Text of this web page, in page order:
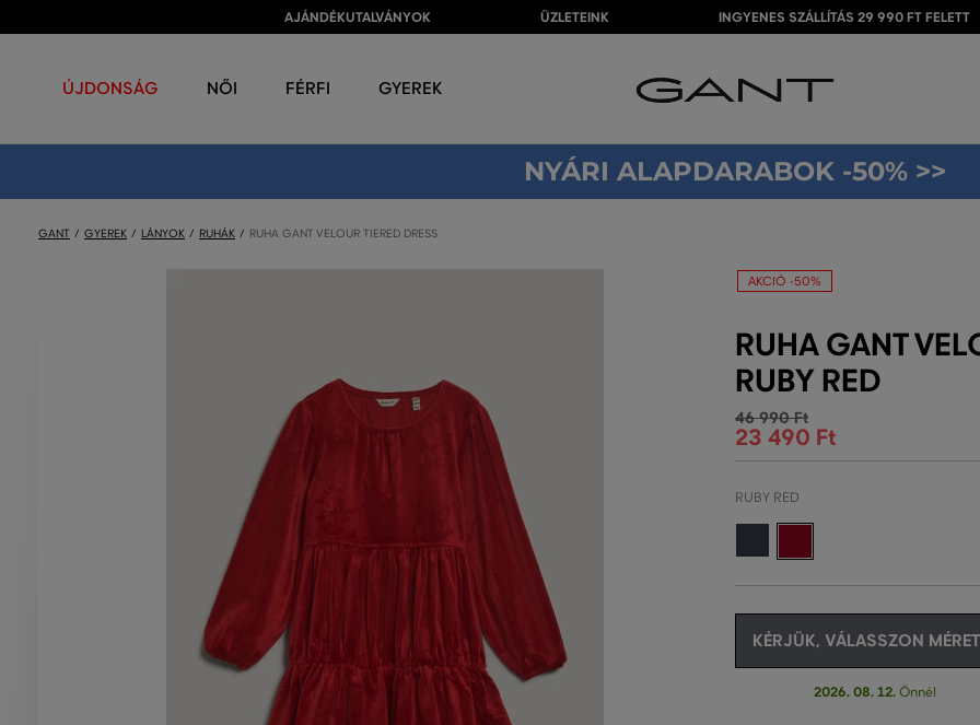
AJÁNDÉKUTALVÁNYOK ÜZLETEINK INGYENES SZÁLLÍTÁS 29 990 FT FELETT
ÚJDONSÁG NŐI FÉRFI GYEREK
NYÁRI ALAPDARABOK -50% >>
GANT GYEREK LÁNYOK RUHÁK RUHA GANT VELOUR TIERED DRESS
AKCIÓ -50%
RUHA GANT
RUBY RED
46 990 Ft
23 490 Ft
RUBY RED
KÉRJÜK, VÁLASSZON
2026. 08. 12.Önnél